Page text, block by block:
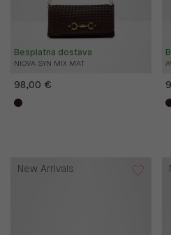
NIOVA SYN MIX MAT
Besplatna dostava
98,00 €
New Arrivals